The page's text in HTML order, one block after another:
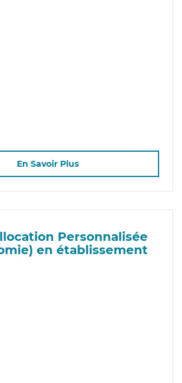
En Savoir Plus
Personnalisée
en établissement